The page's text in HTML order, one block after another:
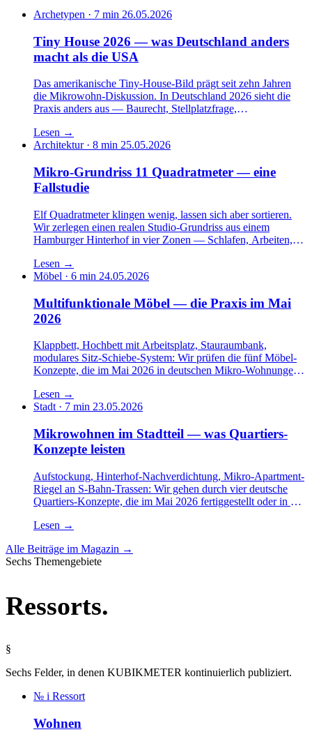
Archetypen · 7 min 26.05.2026
Tiny House 2026 — was Deutschland anders
macht als die USA
Das amerikanische Tiny-House-Bild prägt seit zehn Jahren
die Mikrowohn-Diskussion. In Deutschland 2026 sieht die
Praxis anders aus — Baurecht, Stellplatzfrage,
eigene Typologie. Wir gehen vier Unterschiede durch, die im
Werkstattgespräch sofort sichtbar werden.
Lesen →
Architektur · 8 min 25.05.2026
Mikro-Grundriss 11 Quadratmeter — eine
Fallstudie
Elf Quadratmeter klingen wenig, lassen sich aber sortieren.
Wir zerlegen einen realen Studio-Grundriss aus einem
Hamburger Hinterhof in vier Zonen — Schlafen, Arbeiten,
und Möbelschiene. Eine Lesart, die zeigt, wo das Modul kippt
und wo es trägt.
Lesen →
Möbel · 6 min 24.05.2026
Multifunktionale Möbel — die Praxis im Mai
2026
Klappbett, Hochbett mit Arbeitsplatz, Stauraumbank,
modulares Sitz-Schiebe-System: Wir prüfen die fünf Möbel-
Konzepte, die im Mai 2026 in deutschen Mikro-Wohnungen
Haltbarkeit, Bedienungs-Häufigkeit, Reparierbarkeit,
Quadratmeter-Effizienz.
Lesen →
Stadt · 7 min 23.05.2026
Mikrowohnen im Stadtteil — was Quartiers-
Konzepte leisten
Aufstockung, Hinterhof-Nachverdichtung, Mikro-Apartment-
Riegel an S-Bahn-Trassen: Wir gehen durch vier deutsche
Quartiers-Konzepte, die im Mai 2026 fertiggestellt oder in der
und welche eher Foliengrafik bleibt.
Lesen →
Alle Beiträge im Magazin →
Sechs Themengebiete
Ressorts.
§
Sechs Felder, in denen KUBIKMETER kontinuierlich publiziert.
№ i Ressort
Wohnen